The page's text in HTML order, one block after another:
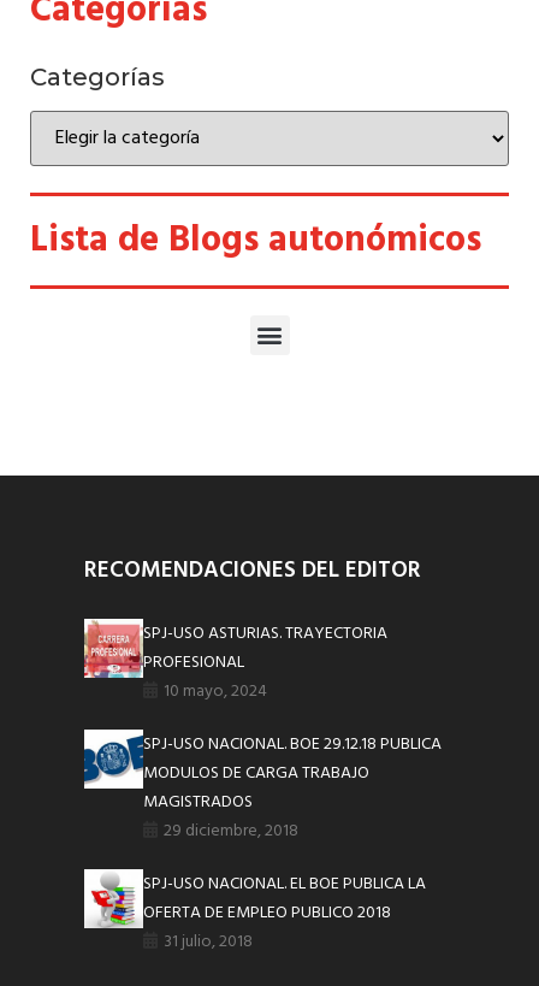
Categorías
Lista de Blogs autonómicos
RECOMENDACIONES DEL EDITOR
SPJ-USO ASTURIAS. TRAYECTORIA
PROFESIONAL
10 mayo, 2024
SPJ-USO NACIONAL. BOE 29.12.18 PUBLICA
MODULOS DE CARGA TRABAJO
MAGISTRADOS
29 diciembre, 2018
SPJ-USO NACIONAL. EL BOE PUBLICA LA
OFERTA DE EMPLEO PUBLICO 2018
31 julio, 2018